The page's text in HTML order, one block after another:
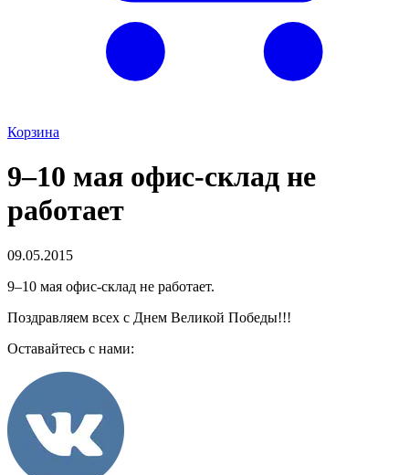
Корзина
9–10 мая офис-склад не
работает
09.05.2015
9–10 мая офис-склад не работает.
Поздравляем всех с Днем Великой Победы!!!
Оставайтесь с нами: